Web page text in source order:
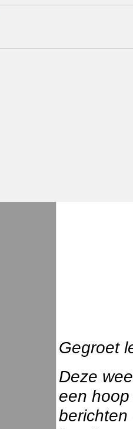
Gegroet
Deze
een
berichten